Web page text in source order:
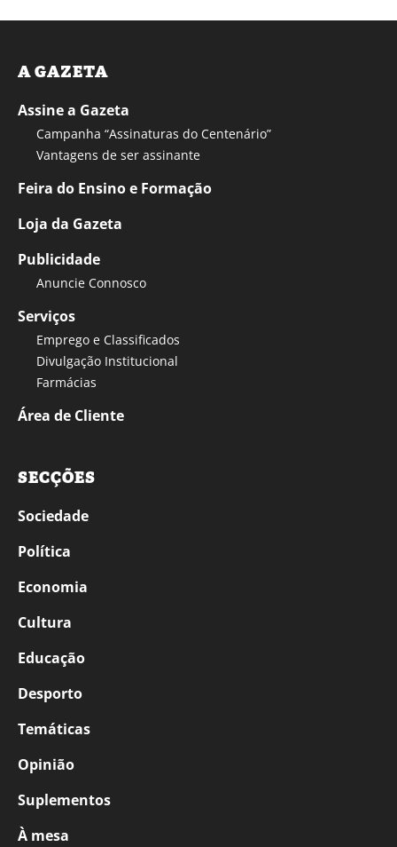
A GAZETA
Assine a Gazeta
Campanha “Assinaturas do Centenário”
Vantagens de ser assinante
Feira do Ensino e Formação
Loja da Gazeta
Publicidade
Anuncie Connosco
Serviços
Emprego e Classificados
Divulgação Institucional
Farmácias
Área de Cliente
SECÇÕES
Sociedade
Política
Economia
Cultura
Educação
Desporto
Temáticas
Opinião
Suplementos
À mesa